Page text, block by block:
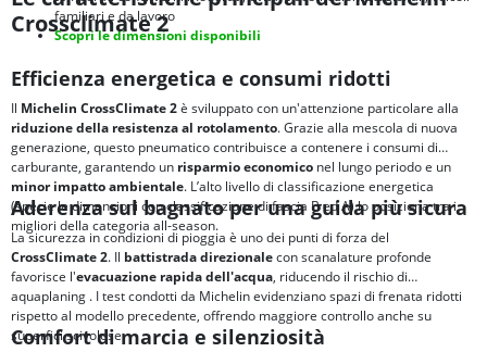
familiari e da lavoro
Scopri le dimensioni disponibili
Crossclimate 2
Efficienza energetica e consumi ridotti
Il Michelin CrossClimate 2è sviluppato con un'attenzione particolare alla
riduzione della resistenza al rotolamento. Grazie alla mescola di nuova
generazione, questo pneumatico contribuisce a contenere i consumi di
carburante, garantendo un risparmio economico nel lungo periodo e un
minor impatto ambientale. L’alto livello di classificazione energetica
(specie le dimensioni con classificazione di fascia B ed A) lo posiziona tra i
migliori della categoria all-season.
Aderenza sul bagnato per una guida più sicura
La sicurezza in condizioni di pioggia è uno dei punti di forza del
CrossClimate 2. Il battistrada direzionalecon scanalature profonde
favorisce l'evacuazione rapida dell'acqua, riducendo il rischio di
aquaplaning . I test condotti da Michelin evidenziano spazi di frenata ridotti
rispetto al modello precedente, offrendo maggiore controllo anche su
superfici scivolose.
Comfort di marcia e silenziosità